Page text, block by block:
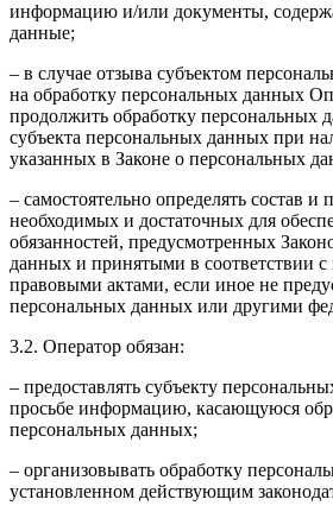
информацию и/или документы,
данные;
– в случае отзыва субъектом
на обработку персональных данных
продолжить обработку персональных
субъекта персональных данных при
указанных в Законе о персональных
– самостоятельно определять состав и
необходимых и достаточных для
обязанностей, предусмотренных
данных и принятыми в соответствии
правовыми актами, если иное не
персональных данных или другими
3.2. Оператор обязан:
– предоставлять субъекту
просьбе информацию, касающуюся
персональных данных;
– организовывать обработку
установленном действующим